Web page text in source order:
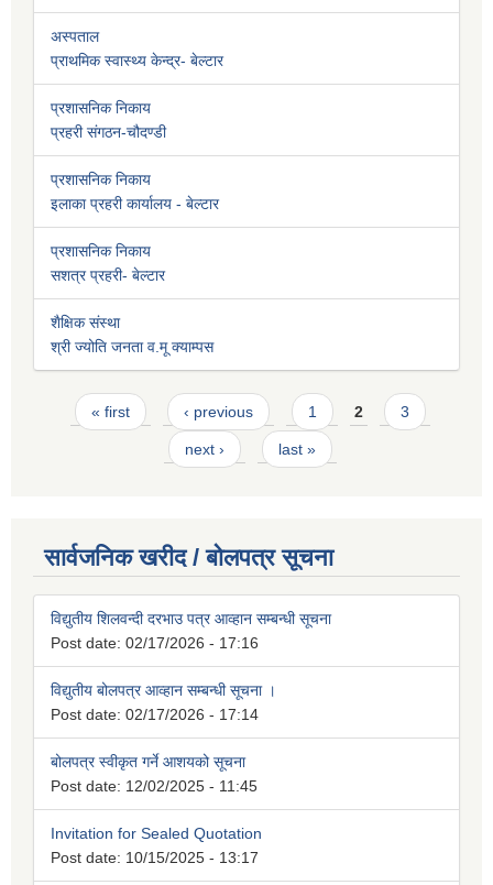
अस्पताल
प्राथमिक स्वास्थ्य केन्द्र- बेल्टार
प्रशासनिक निकाय
प्रहरी संगठन-चौदण्डी
प्रशासनिक निकाय
इलाका प्रहरी कार्यालय - बेल्टार
प्रशासनिक निकाय
सशत्र प्रहरी- बेल्टार
शैक्षिक संस्था
श्री ज्योति जनता व.मू क्याम्पस
Pages
« first ‹ previous 1 2 3
next › last »
सार्वजनिक खरीद / बोलपत्र सूचना
विद्युतीय शिलवन्दी दरभाउ पत्र आव्हान सम्बन्धी सूचना
Post date: 02/17/2026 - 17:16
विद्युतीय बोलपत्र आव्हान सम्बन्धी सूचना ।
Post date: 02/17/2026 - 17:14
बोलपत्र स्वीकृत गर्ने आशयको सूचना
Post date: 12/02/2025 - 11:45
Invitation for Sealed Quotation
Post date: 10/15/2025 - 13:17